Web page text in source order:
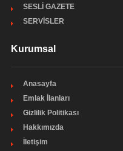
SESLİ GAZETE
SERVİSLER
Kurumsal
Anasayfa
Emlak İlanları
Gizlilik Politikası
Hakkımızda
İletişim